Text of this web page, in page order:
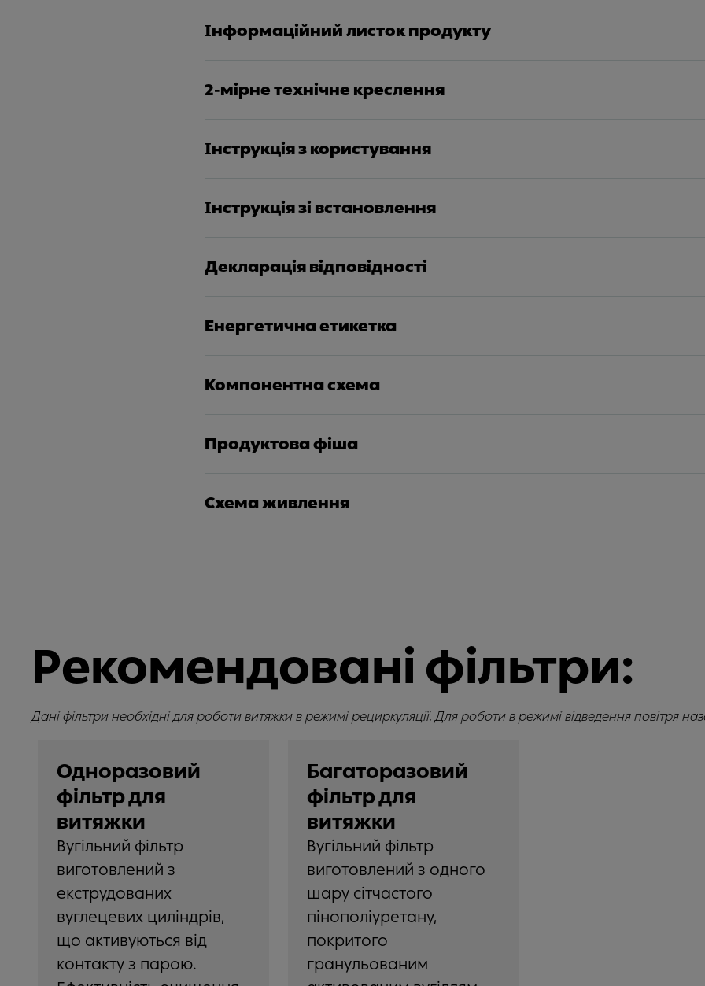
Інформаційний листок продукту
2-мірне технічне креслення
Інструкція з користування
Інструкція зі встановлення
Декларація відповідності
Енергетична етикетка
Компонентна схема
Продуктова фіша
Схема живлення
Рекомендовані фільтри:
Дані фільтри необхідні для роботи витяжки в режимі рециркуляції. Для роботи в режимі відведення повітря
Одноразовий
фільтр для
витяжки
Вугільний фільтр
виготовлений з
екструдованих
вуглецевих циліндрів,
що активуються від
контакту з парою.
Багаторазовий
фільтр для
витяжки
Вугільний фільтр
виготовлений з одного
шару сітчастого
пінополіуретану,
покритого
гранульованим